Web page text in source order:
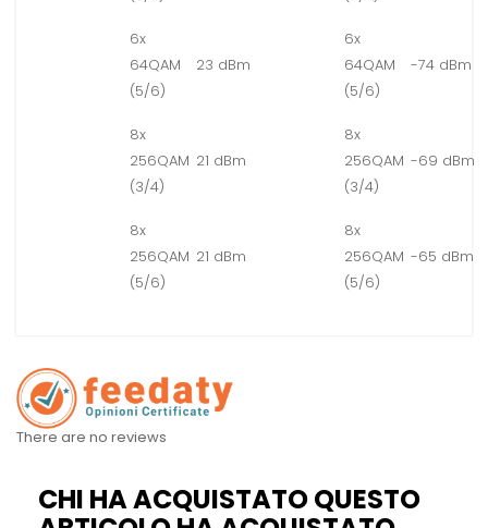
6x
64QAM
(5/6)
23 dBm
6x
64QAM
(5/6)
-74 dBm
8x
256QAM
(3/4)
21 dBm
8x
256QAM
(3/4)
-69 dBm
8x
256QAM
(5/6)
21 dBm
8x
256QAM
(5/6)
-65 dBm
There are no reviews
CHI HA ACQUISTATO QUESTO